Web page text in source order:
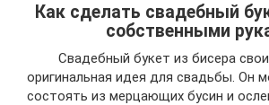
Как сделать свадебный
собственными
Свадебный букет из бисера
оригинальная идея для свадьбы. Он
состоять из мерцающих бусин и